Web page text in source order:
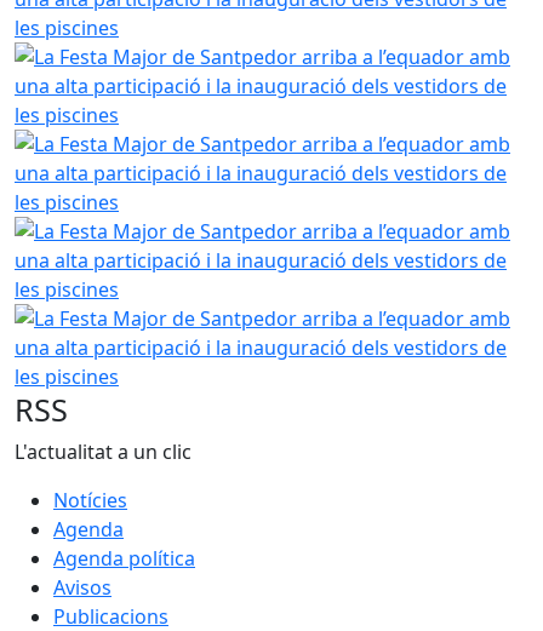
La Festa Major de Santpedor arriba a l’equador amb
La Festa Major de Santpedor arriba a l’equador amb
La Festa Major de Santpedor arriba a l’equador amb
La Festa Major de Santpedor arriba a l’equador amb
RSS
L'actualitat a un clic
Notícies
Agenda
Agenda política
Avisos
Publicacions